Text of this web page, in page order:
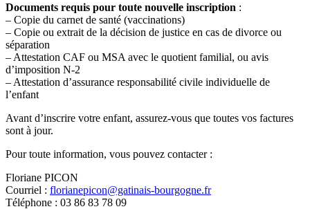
Documents requis pour toute nouvelle inscription :
– Copie du carnet de santé (vaccinations)
– Copie ou extrait de la décision de justice en cas de divorce ou
séparation
– Attestation CAF ou MSA avec le quotient familial, ou avis
d’imposition N-2
– Attestation d’assurance responsabilité civile individuelle de
l’enfant
Avant d’inscrire votre enfant, assurez-vous que toutes vos factures
sont à jour.
Pour toute information, vous pouvez contacter :
Floriane PICON
Courriel : florianepicon@gatinais-bourgogne.fr
Téléphone : 03 86 83 78 09